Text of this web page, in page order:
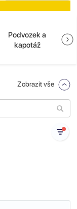
Podvozek a
kapotáž
Zobrazit vše